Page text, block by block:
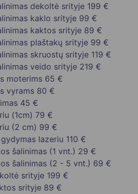
dekoltė srityje 199 €
kaklo srityje 99 €
kaktos srityje 89 €
plaštakų srityje 99 €
skruostų srityje 119 €
veido srityje 219 €
moterims 65 €
vyrams 80 €
45 €
(1cm) 79 €
(2 cm) 99 €
lazeriu 110 €
šalinimas (1 vnt.) 29 €
šalinimas (2 - 5 vnt.) 69 €
srityje 199 €
srityje 89 €